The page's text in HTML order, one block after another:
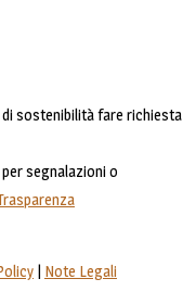
sostenibilità fare richiesta
segnalazioni o
| Note Legali